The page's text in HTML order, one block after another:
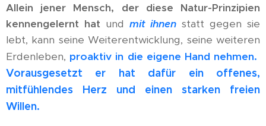
Allein jener Mensch, der diese Natur-Prinzipien
kennengelernt hat und mit ihnen statt gegen sie
lebt, kann seine Weiterentwicklung, seine weiteren
Erdenleben, proaktiv in die eigene Hand nehmen.
Vorausgesetzt er hat dafür ein offenes,
mitfühlendes Herz und einen starken freien
Willen.